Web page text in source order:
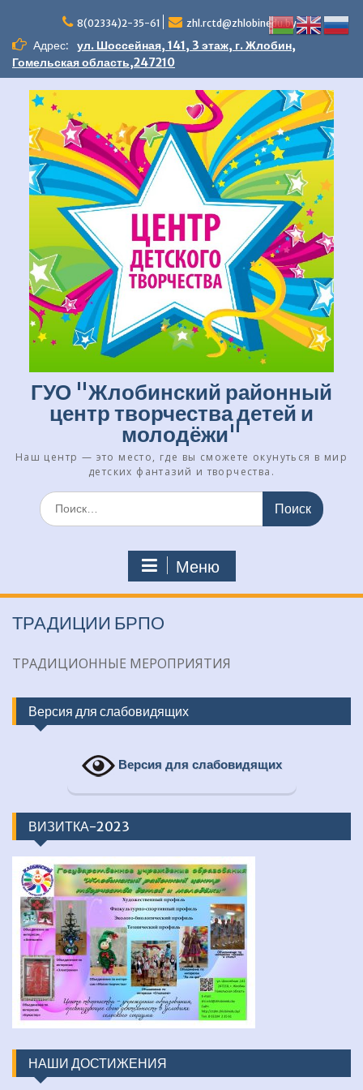
содержимому
8(02334)2-35-61 zhl.rctd@zhlobinedu.by
Адрес:
ул. Шоссейная, 141, 3 этаж, г. Жлобин,
Гомельская область,247210
ГУО "Жлобинский районный
центр творчества детей и
молодёжи"
Наш центр — это место, где вы сможете окунуться в мир
детских фантазий и творчества.
Искать:
Меню
ТРАДИЦИИ БРПО
ТРАДИЦИОННЫЕ МЕРОПРИЯТИЯ
Версия для слабовидящих
Версия для слабовидящих
ВИЗИТКА-2023
НАШИ ДОСТИЖЕНИЯ